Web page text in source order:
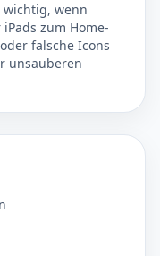
wichtig, wenn
zum Home-
falsche Icons
unsauberen